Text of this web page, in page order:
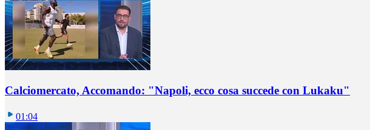
Calciomercato, Accomando: "Napoli, ecco cosa succede con Lukaku"
01:04